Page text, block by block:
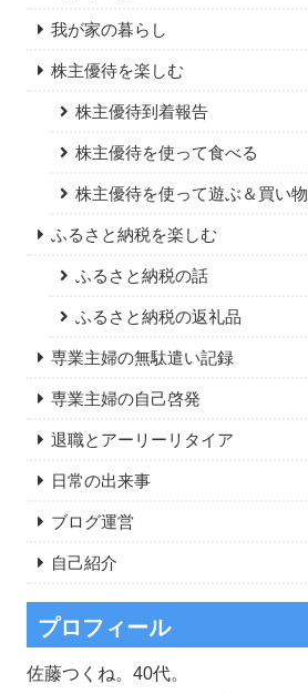
我が家の暮らし
株主優待を楽しむ
株主優待到着報告
株主優待を使って食べる
株主優待を使って遊ぶ＆買い物
ふるさと納税を楽しむ
ふるさと納税の話
ふるさと納税の返礼品
専業主婦の無駄遣い記録
専業主婦の自己啓発
退職とアーリーリタイア
日常の出来事
ブログ運営
自己紹介
プロフィール
佐藤つくね。40代。